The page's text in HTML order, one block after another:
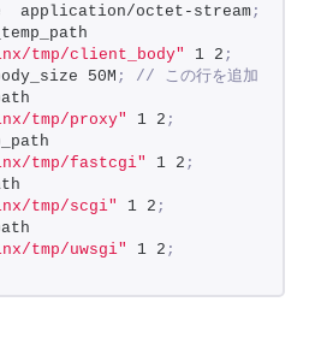
application/octet-stream
;
tmp/client_body"
1 2 ;
50M
; // この行を追加
tmp/proxy"
1 2 ;
tmp/fastcgi"
1 2 ;
tmp/scgi"
1 2 ;
tmp/uwsgi"
1 2 ;